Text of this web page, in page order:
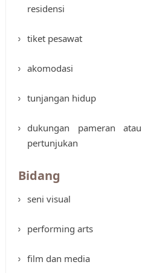
residensi
tiket pesawat
akomodasi
tunjangan hidup
dukungan pameran atau
pertunjukan
Bidang
seni visual
performing arts
film dan media